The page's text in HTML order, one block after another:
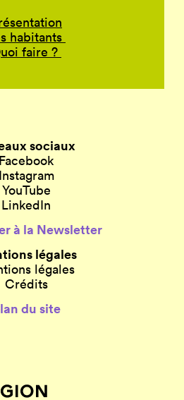
habitants
faire ?
sociaux
Facebook
Instagram
YouTube
LinkedIn
à la Newsletter
légales
légales
Crédits
du site